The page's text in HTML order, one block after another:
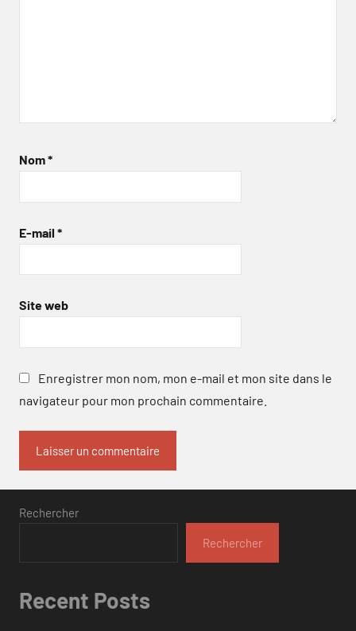
Nom*
E-mail *
Site web
Enregistrer mon nom, mon e-mail et mon site dans le
navigateur pour mon prochain commentaire.
Rechercher
Rechercher
Recent Posts